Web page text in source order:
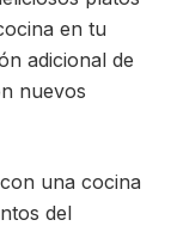
en tu
adicional de
nuevos
una cocina
del